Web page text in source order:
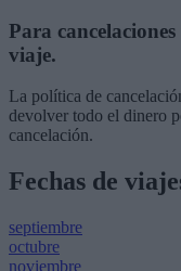
Para
viaje.
La política de
devolver todo el dinero
cancelación.
Fechas de
septiembre
octubre
noviembre